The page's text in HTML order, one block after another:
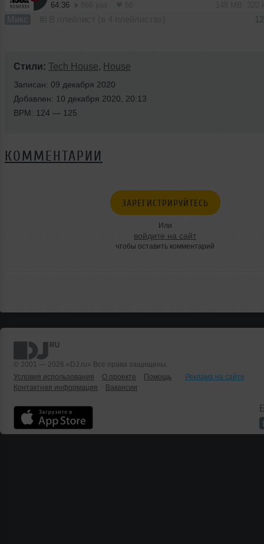
64:36
Микс
Стили: Tech House, House
Записан: 09 декабря 2020
Добавлен: 10 декабря 2020, 20:13
BPM: 124 — 125
КОММЕНТАРИИ
ЗАРЕГИСТРИРУЙТЕСЬ
Или
войдите на сайт
чтобы оставить комментарий
© 2001 — 2026 «DJ.ru» Все права защищены.
Условия использования
О проекте Помощь
Реклама на сайте
Контактная информация
Вакансии